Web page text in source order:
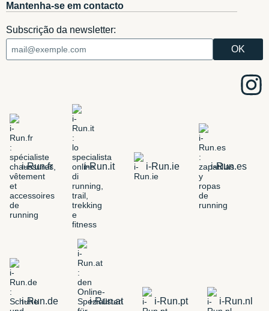
Mantenha-se em contacto
Subscrição da newsletter:
i-Run.fr i-Run.it i-Run.ie i-Run.es
i-Run.de i-Run.at i-Run.pt i-Run.nl